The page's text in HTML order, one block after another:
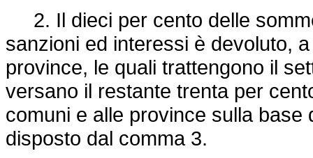
2. Il dieci per cento delle
sanzioni ed interessi è devoluto,
province, le quali trattengono il
versano il restante trenta per
comuni e alle province sulla
disposto dal comma 3.